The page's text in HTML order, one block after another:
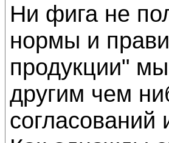
Ни фига не
нормы и
продукции"
другим чем
согласований